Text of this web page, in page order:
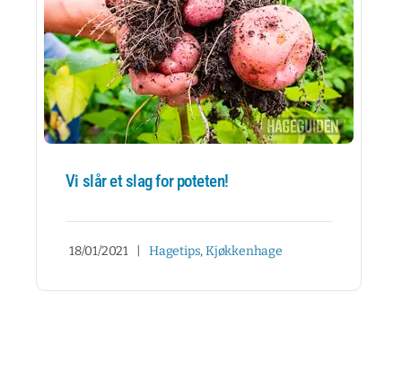
Vi slår et slag for poteten!
18/01/2021 Hagetips,Kjøkkenhage